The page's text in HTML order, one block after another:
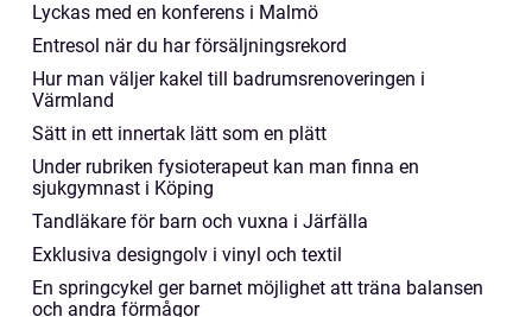
Lyckas med en konferens i Malmö
Entresol när du har försäljningsrekord
Hur man väljer kakel till badrumsrenoveringen i
Värmland
Sätt in ett innertak lätt som en plätt
Under rubriken fysioterapeut kan man finna en
sjukgymnast i Köping
Tandläkare för barn och vuxna i Järfälla
Exklusiva designgolv i vinyl och textil
En springcykel ger barnet möjlighet att träna balansen
och andra förmågor